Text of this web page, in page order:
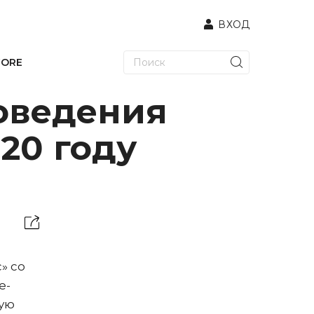
ВХОД
году
со